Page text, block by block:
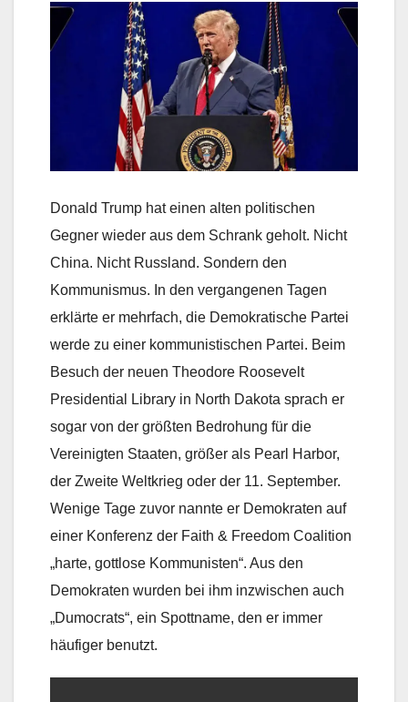
Donald Trump hat einen alten politischen
Gegner wieder aus dem Schrank geholt. Nicht
China. Nicht Russland. Sondern den
Kommunismus. In den vergangenen Tagen
erklärte er mehrfach, die Demokratische Partei
werde zu einer kommunistischen Partei. Beim
Besuch der neuen Theodore Roosevelt
Presidential Library in North Dakota sprach er
sogar von der größten Bedrohung für die
Vereinigten Staaten, größer als Pearl Harbor,
der Zweite Weltkrieg oder der 11. September.
Wenige Tage zuvor nannte er Demokraten auf
einer Konferenz der Faith & Freedom Coalition
„harte, gottlose Kommunisten“. Aus den
Demokraten wurden bei ihm inzwischen auch
„Dumocrats“, ein Spottname, den er immer
häufiger benutzt.